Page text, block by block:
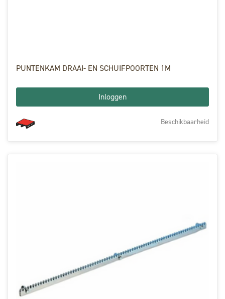
PUNTENKAM DRAAI- EN SCHUIFPOORTEN 1M
Inloggen
Beschikbaarheid